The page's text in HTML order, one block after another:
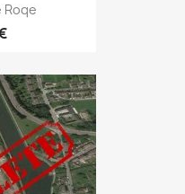
Roqe